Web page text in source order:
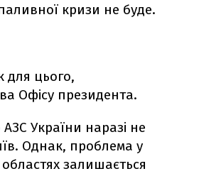
кризи не буде.
для цього,
Офісу президента.
України наразі не
Однак, проблема у
залишається